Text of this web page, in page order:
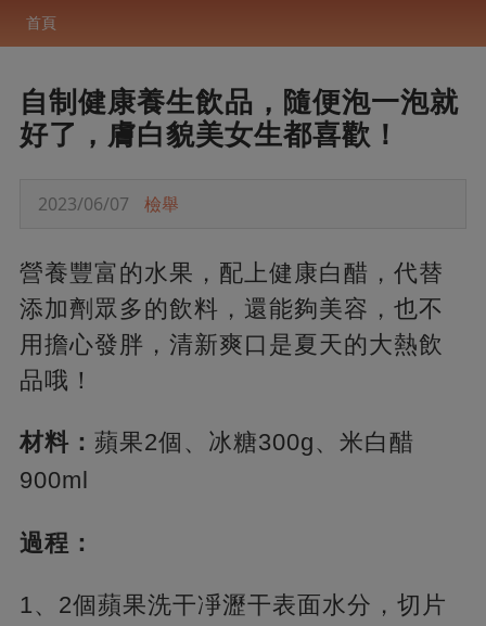
首頁
自制健康養生飲品，隨便泡一泡就
好了，膚白貌美女生都喜歡！
2023/06/07 檢舉
營養豐富的水果，配上健康白醋，代替
添加劑眾多的飲料，還能夠美容，也不
用擔心發胖，清新爽口是夏天的大熱飲
品哦！
材料： 蘋果2個、冰糖300g、米白醋
900ml
過程：
1、2個蘋果洗干凈瀝干表面水分，切片